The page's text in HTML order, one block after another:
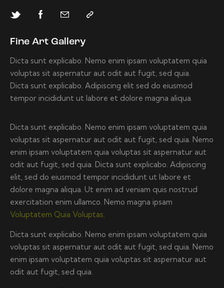
Fine Art Gallery
Dicta sunt explicabo. Nemo enim ipsam voluptatem quia
voluptas sit aspernatur aut odit aut fugit, sed quia.
Dicta sunt explicabo. Adipiscing elit sed do eiusmod
tempor incididunt ut labore et dolore magna aliqua.
Dicta sunt explicabo. Nemo enim ipsam voluptatem quia
voluptas sit aspernatur aut odit aut fugit, sed quia. Nemo
enim ipsam voluptatem quia voluptas sit aspernatur aut
odit aut fugit, sed quia. Dicta sunt explicabo. Adipiscing
elit, sed do eiusmod tempor incididunt ut labore et
dolore magna aliqua. Ut enim ad veniam quis nostrud
exercitation enim ullamco. Nemo magna ipsam
Voluptatem Quia Voluptas.
Dicta sunt explicabo. Nemo enim ipsam voluptatem quia
voluptas sit aspernatur aut odit aut fugit, sed quia. Nemo
enim ipsam voluptatem quia voluptas sit aspernatur aut
odit aut fugit, sed quia.